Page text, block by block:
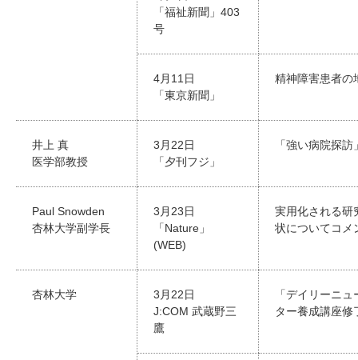
「福祉新聞」403
号
4月11日
「東京新聞」
精神障害患者の
井上 真
医学部教授
3月22日
「夕刊フジ」
「強い病院探
Paul Snowden
杏林大学副学長
3月23日
「Nature」
(WEB)
実用化される研
状についてコメ
杏林大学
3月22日
J:COM 武蔵野三
鷹
「デイリーニ
ター養成講座修